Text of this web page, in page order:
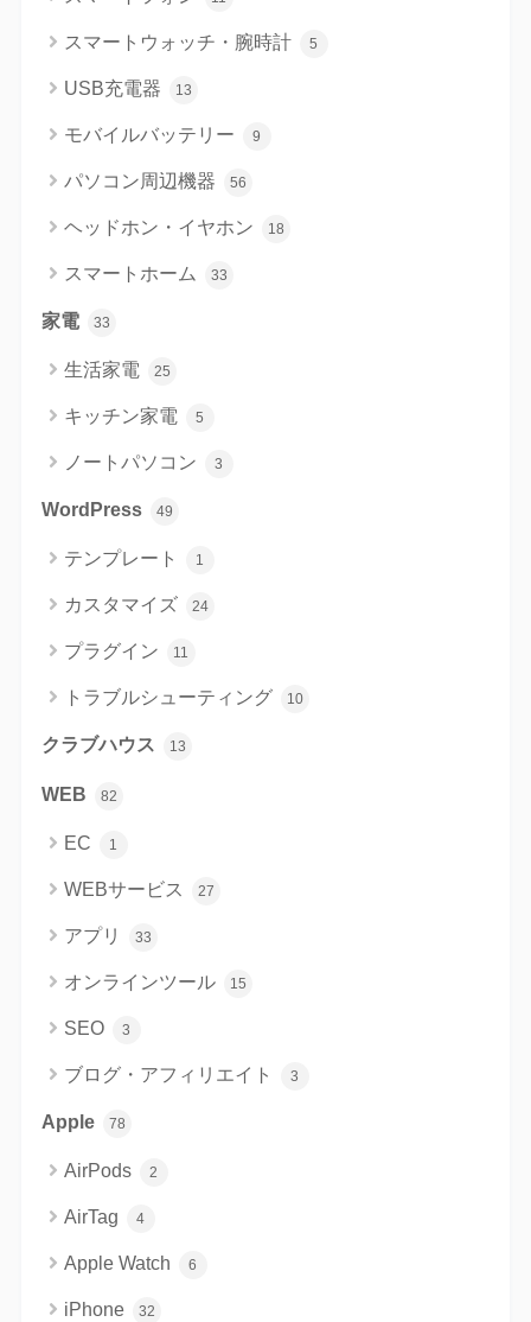
スマートウォッチ・腕時計 5
USB充電器 13
モバイルバッテリー 9
パソコン周辺機器 56
ヘッドホン・イヤホン 18
スマートホーム 33
家電 33
生活家電 25
キッチン家電 5
ノートパソコン 3
WordPress 49
テンプレート 1
カスタマイズ 24
プラグイン 11
トラブルシューティング 10
クラブハウス 13
WEB 82
EC 1
WEBサービス 27
アプリ 33
オンラインツール 15
SEO 3
ブログ・アフィリエイト 3
Apple 78
AirPods 2
AirTag 4
Apple Watch 6
iPhone 32